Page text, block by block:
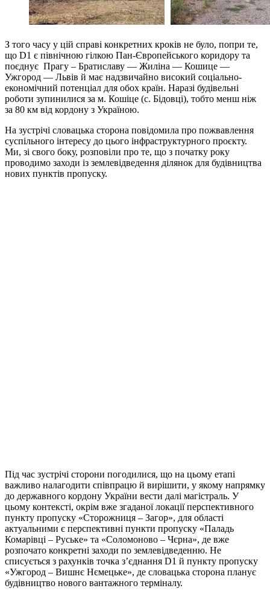
З того часу у цій справі конкретних кроків не було, попри те,
що D1 є північною гілкою Пан-Європейського коридору та
поєднує Прагу – Братиславу — Жиліна — Кошице —
Ужгород — Львів й має надзвичайно високий соціально-
економічний потенціал для обох країн. Наразі будівельні
роботи зупинилися за м. Кошіце (с. Бідовці), тобто менш ніж
за 80 км від кордону з Україною.
На зустрічі словацька сторона повідомила про пожвавлення
суспільного інтересу до цього інфраструктурного проєкту.
Ми, зі свого боку, розповіли про те, що з початку року
проводимо заходи із землевідведення ділянок для будівництва
нових пунктів пропуску.
Під час зустрічі сторони погодилися, що на цьому етапі
важливо налагодити співпрацю й вирішити, у якому напрямку
до державного кордону України вести далі магістраль. У
цьому контексті, окрім вже згаданої локації перспективного
пункту пропуску «Сторожниця – Загор», для області
актуальними є перспективні пункти пропуску «Паладь
Комарівці – Руське» та «Соломоново – Чєрна», де вже
розпочато конкретні заходи по землевідведенню. Не
списується з рахунків точка з’єднання D1 й пункту пропуску
«Ужгород – Вишнє Нємецьке», де словацька сторона планує
будівництво нового вантажного терміналу.